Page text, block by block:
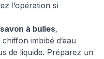
l’opération si
à bulles,
imbibé d’eau
de liquide. Préparez un